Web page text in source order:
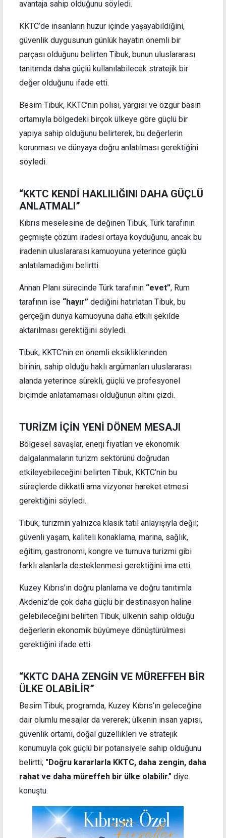
avantaja sahip olduğunu söyledi.
KKTC’de insanların huzur içinde yaşayabildiğini,
güvenlik duygusunun günlük hayatın önemli bir
parçası olduğunu belirten Tibuk, bunun uluslararası
tanıtımda daha güçlü kullanılabilecek stratejik bir
değer olduğunu ifade etti.
Besim Tibuk, KKTC’nin polisi, yargısı ve özgür basın
ortamıyla bölgedeki birçok ülkeye göre güçlü bir
yapıya sahip olduğunu belirterek, bu değerlerin
korunması ve dünyaya doğru anlatılması gerektiğini
söyledi.
“KKTC KENDİ HAKLILIĞINI DAHA GÜÇLÜ
ANLATMALI”
Kıbrıs meselesine de değinen Tibuk, Türk tarafının
geçmişte çözüm iradesi ortaya koyduğunu, ancak bu
iradenin uluslararası kamuoyuna yeterince güçlü
anlatılamadığını belirtti.
Annan Planı sürecinde Türk tarafının “evet”, Rum
tarafının ise “hayır” dediğini hatırlatan Tibuk, bu
gerçeğin dünya kamuoyuna daha etkili şekilde
aktarılması gerektiğini söyledi.
Tibuk, KKTC’nin en önemli eksikliklerinden
birinin, sahip olduğu haklı argümanları uluslararası
alanda yeterince sürekli, güçlü ve profesyonel
biçimde anlatamaması olduğunun altını çizdi.
TURİZM İÇİN YENİ DÖNEM MESAJI
Bölgesel savaşlar, enerji fiyatları ve ekonomik
dalgalanmaların turizm sektörünü doğrudan
etkileyebileceğini belirten Tibuk, KKTC’nin bu
süreçlerde dikkatli ama vizyoner hareket etmesi
gerektiğini söyledi.
Tibuk, turizmin yalnızca klasik tatil anlayışıyla değil;
güvenli yaşam, kaliteli konaklama, marina, sağlık,
eğitim, gastronomi, kongre ve turnuva turizmi gibi
farklı alanlarla desteklenmesi gerektiğini ima etti.
Kuzey Kıbrıs’ın doğru planlama ve doğru tanıtımla
Akdeniz’de çok daha güçlü bir destinasyon haline
gelebileceğini belirten Tibuk, ülkenin sahip olduğu
değerlerin ekonomik büyümeye dönüştürülmesi
gerektiğini ifade etti.
“KKTC DAHA ZENGİN VE MÜREFFEH BİR
ÜLKE OLABİLİR”
Besim Tibuk, programda, Kuzey Kıbrıs’ın geleceğine
dair olumlu mesajlar da vererek; ülkenin insan yapısı,
güvenlik ortamı, doğal güzellikleri ve stratejik
konumuyla çok güçlü bir potansiyele sahip olduğunu
belirtti; "Doğru kararlarla KKTC, daha zengin, daha
rahat ve daha müreffeh bir ülke olabilir." diye
konuştu.